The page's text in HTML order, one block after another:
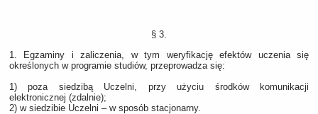
§ 3.
1. Egzaminy i zaliczenia, w tym weryfikację efektów uczenia się
określonych w programie studiów, przeprowadza się:
1) poza siedzibą Uczelni, przy użyciu środków komunikacji
elektronicznej (zdalnie);
2) w siedzibie Uczelni – w sposób stacjonarny.